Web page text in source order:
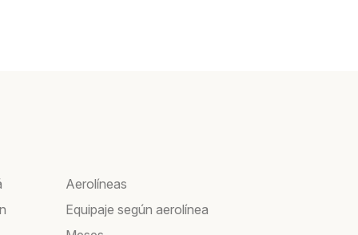
Aerolíneas
Equipaje según aerolínea